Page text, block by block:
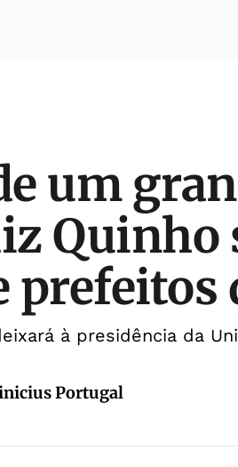
um
Quinho
prefeitos
à presidência da
Portugal